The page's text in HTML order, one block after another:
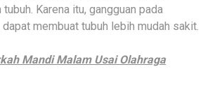
Karena itu, gangguan pada
membuat tubuh lebih mudah sakit.
Mandi Malam Usai Olahraga